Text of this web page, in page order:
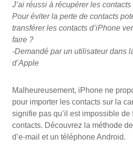
J’ai réussi à récupérer les
Pour éviter la perte de contacts
transférer les contacts d’iPhone
faire ?
-Demandé par un utilisateur dans
d’Apple
Malheureusement, iPhone ne
pour importer les contacts sur la
signifie pas qu’il est impossible de
contacts. Découvrez la méthode
d’e-mail et un téléphone Android.